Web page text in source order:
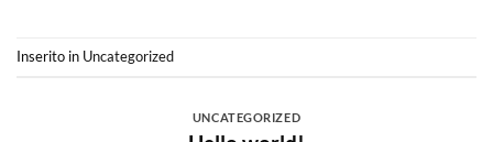
Inserito in Uncategorized
UNCATEGORIZED